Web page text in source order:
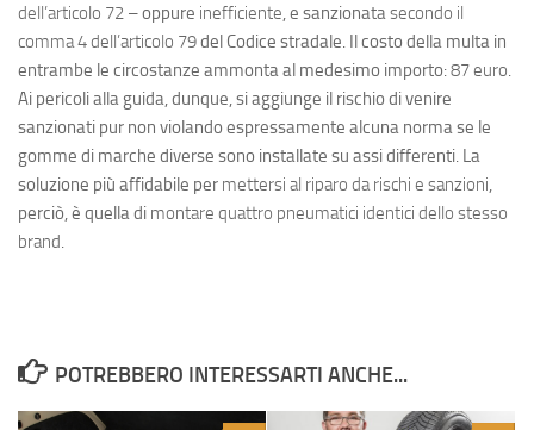
dell’articolo 72 – oppure inefficiente, e sanzionatasecondo il
comma 4 dell’articolo 79del Codice stradale. Il costo della multa in
entrambe le circostanze ammonta al medesimo importo:87 euro.
Ai pericoli alla guida, dunque, si aggiunge il rischio di venire
sanzionati pur non violando espressamente alcuna norma se le
gomme di marche diverse sono installate su assi differenti. La
soluzione più affidabile per mettersi al riparo da rischi e sanzioni,
perciò, è quella di montare quattro pneumatici identici dello stesso
brand.
POTREBBERO INTERESSARTI ANCHE...